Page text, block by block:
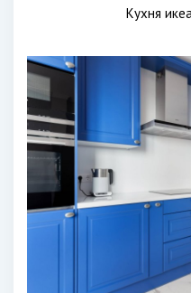
Кухня